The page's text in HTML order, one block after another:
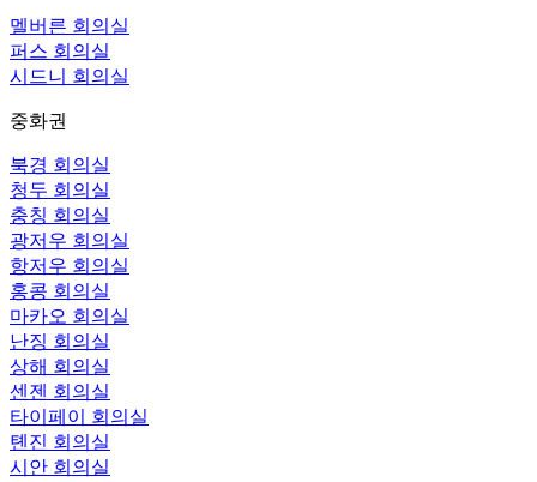
멜버른 회의실
퍼스 회의실
시드니 회의실
중화권
북경 회의실
청두 회의실
충칭 회의실
광저우 회의실
항저우 회의실
홍콩 회의실
마카오 회의실
난징 회의실
상해 회의실
센젠 회의실
타이페이 회의실
톈진 회의실
시안 회의실